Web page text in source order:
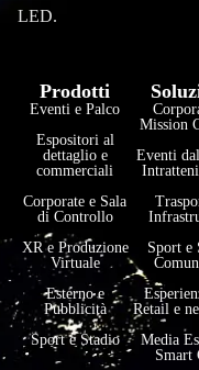
LED.
Prodotti
Eventi e Palco
Espositori al
dettaglio e
commerciali
Corporate e Sala
di Controllo
XR e Produzione
Virtuale
Esterno e
Pubblicità
Sport e Stadio
Mission
Eventi
Sport e
Retail e
Media
Smart